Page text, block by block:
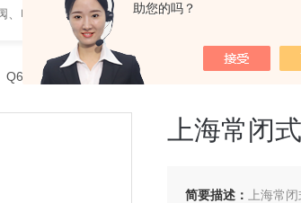
助您的吗？
、电磁阀、调节阀、气动角座阀
Q684F-16P上海常闭式气动卫生级三通快装球阀
上海常闭
简要描述：
上海常